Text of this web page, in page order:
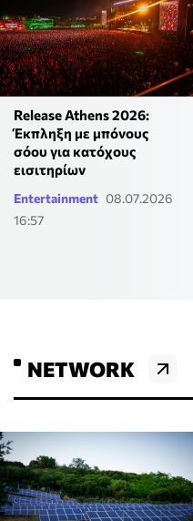
Release Athens 2026:
Έκπληξη με μπόνους
σόου για κατόχους
εισιτηρίων
Entertainment 08.07.2026
16:57
NETWORK